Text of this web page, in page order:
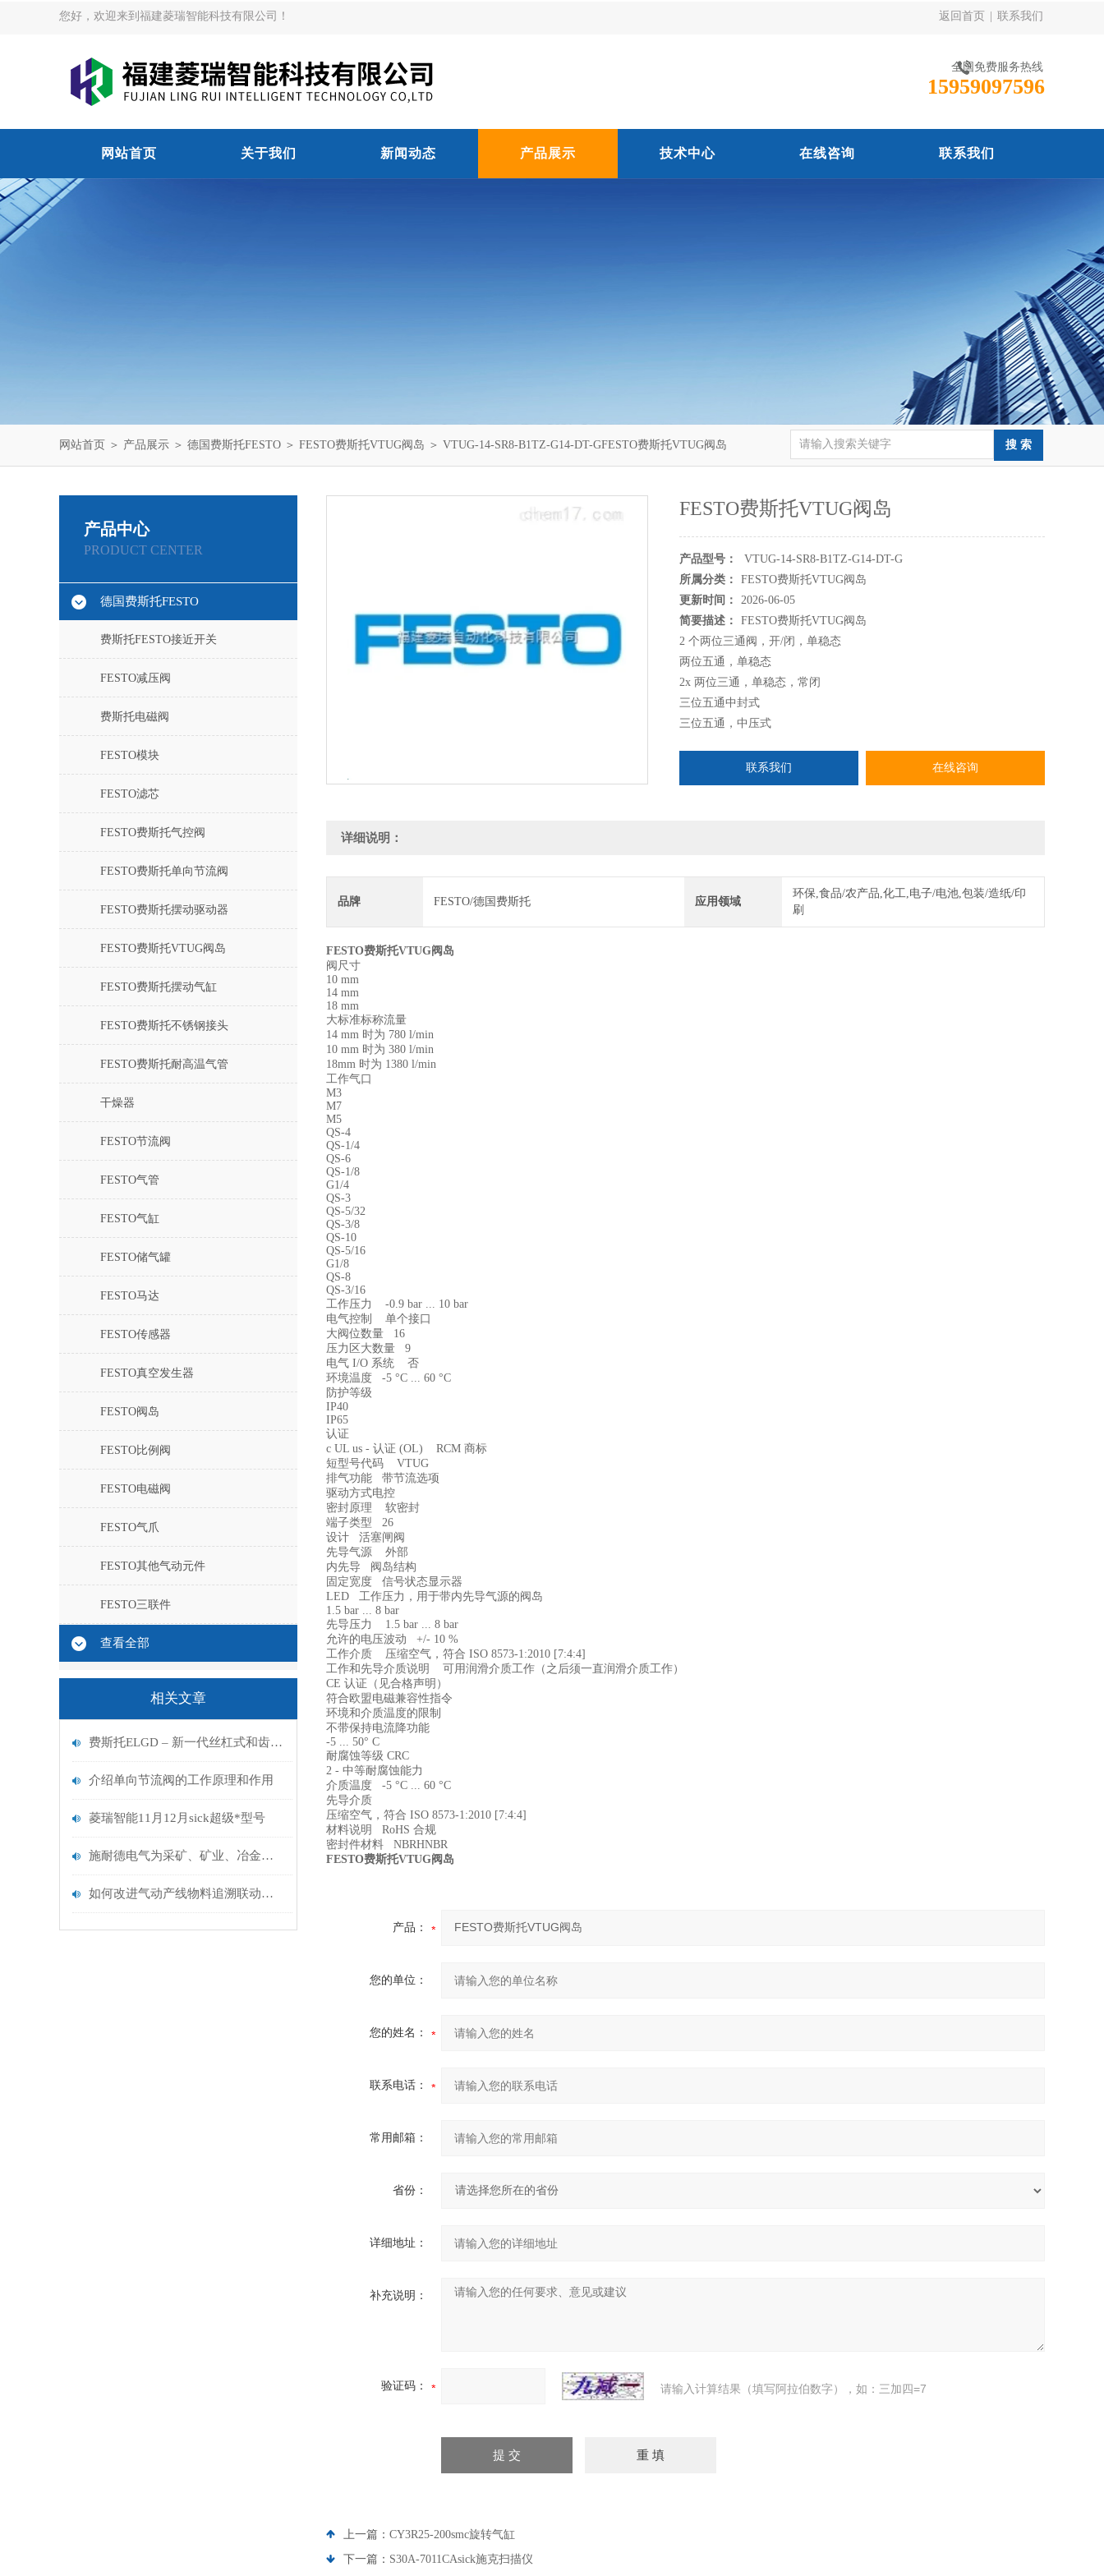
您好，欢迎来到福建菱瑞智能科技有限公司！ 返回首页 联系我们
全国免费服务热线
15959097596
网站首页 关于我们 新闻动态 产品展示 技术中心 在线咨询 联系我们
网站首页 ＞ 产品展示 ＞ 德国费斯托FESTO ＞ FESTO费斯托VTUG阀岛 ＞ VTUG-14-SR8-B1TZ-G14-DT-GFESTO费斯托VTUG阀岛
产品中心
PRODUCT CENTER
德国费斯托FESTO
费斯托FESTO接近开关
FESTO减压阀
费斯托电磁阀
FESTO模块
FESTO滤芯
FESTO费斯托气控阀
FESTO费斯托单向节流阀
FESTO费斯托摆动驱动器
FESTO费斯托VTUG阀岛
FESTO费斯托摆动气缸
FESTO费斯托不锈钢接头
FESTO费斯托耐高温气管
干燥器
FESTO节流阀
FESTO气管
FESTO气缸
FESTO储气罐
FESTO马达
FESTO传感器
FESTO真空发生器
FESTO阀岛
FESTO比例阀
FESTO电磁阀
FESTO气爪
FESTO其他气动元件
FESTO三联件
查看全部
相关文章
费斯托ELGD – 新一代丝杠式和齿形带式电缸
介绍单向节流阀的工作原理和作用
菱瑞智能11月12月sick超级*型号
施耐德电气为采矿、矿业、冶金和水泥行业提供解决方案
如何改进气动产线物料追溯联动系统
FESTO费斯托VTUG阀岛
产品型号：
VTUG-14-SR8-B1TZ-G14-DT-G
所属分类：
FESTO费斯托VTUG阀岛
更新时间：
2026-06-05
简要描述：
FESTO费斯托VTUG阀岛
2 个两位三通阀，开/闭，单稳态
两位五通，单稳态
2x 两位三通，单稳态，常闭
三位五通中封式
三位五通，中压式
两位五通双电控
三位五通中泄式
联系我们 在线咨询
详细说明：
品牌 FESTO/德国费斯托 应用领域
环保,食品/农产品,化工,电子/电池,包装/造纸/印
刷
FESTO费斯托VTUG阀岛
阀尺寸
10 mm
14 mm
18 mm
大标准标称流量
14 mm 时为 780 l/min
10 mm 时为 380 l/min
18mm 时为 1380 l/min
工作气口
M3
M7
M5
QS-4
QS-1/4
QS-6
QS-1/8
G1/4
QS-3
QS-5/32
QS-3/8
QS-10
QS-5/16
G1/8
QS-8
QS-3/16
工作压力 -0.9 bar ... 10 bar
电气控制 单个接口
大阀位数量 16
压力区大数量 9
电气 I/O 系统 否
环境温度 -5 °C ... 60 °C
防护等级
IP40
IP65
认证
c UL us - 认证 (OL) RCM 商标
短型号代码 VTUG
排气功能 带节流选项
驱动方式电控
密封原理 软密封
端子类型 26
设计 活塞闸阀
先导气源 外部
内先导 阀岛结构
固定宽度 信号状态显示器
LED 工作压力，用于带内先导气源的阀岛
1.5 bar ... 8 bar
先导压力 1.5 bar ... 8 bar
允许的电压波动 +/- 10 %
工作介质 压缩空气，符合 ISO 8573-1:2010 [7:4:4]
工作和先导介质说明 可用润滑介质工作（之后须一直润滑介质工作）
CE 认证（见合格声明）
符合欧盟电磁兼容性指令
环境和介质温度的限制
不带保持电流降功能
-5 ... 50° C
耐腐蚀等级 CRC
2 - 中等耐腐蚀能力
介质温度 -5 °C ... 60 °C
先导介质
压缩空气，符合 ISO 8573-1:2010 [7:4:4]
材料说明 RoHS 合规
密封件材料 NBRHNBR
FESTO费斯托VTUG阀岛
产品：
您的单位：
您的姓名：
联系电话：
常用邮箱：
省份：
详细地址：
补充说明：
验证码： 请输入计算结果（填写阿拉伯数字），如：三加四=7
上一篇： CY3R25-200smc旋转气缸
下一篇： S30A-7011CAsick施克扫描仪